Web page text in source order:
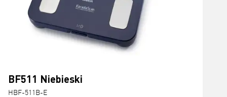
BF511 Niebieski
HBF-511B-E